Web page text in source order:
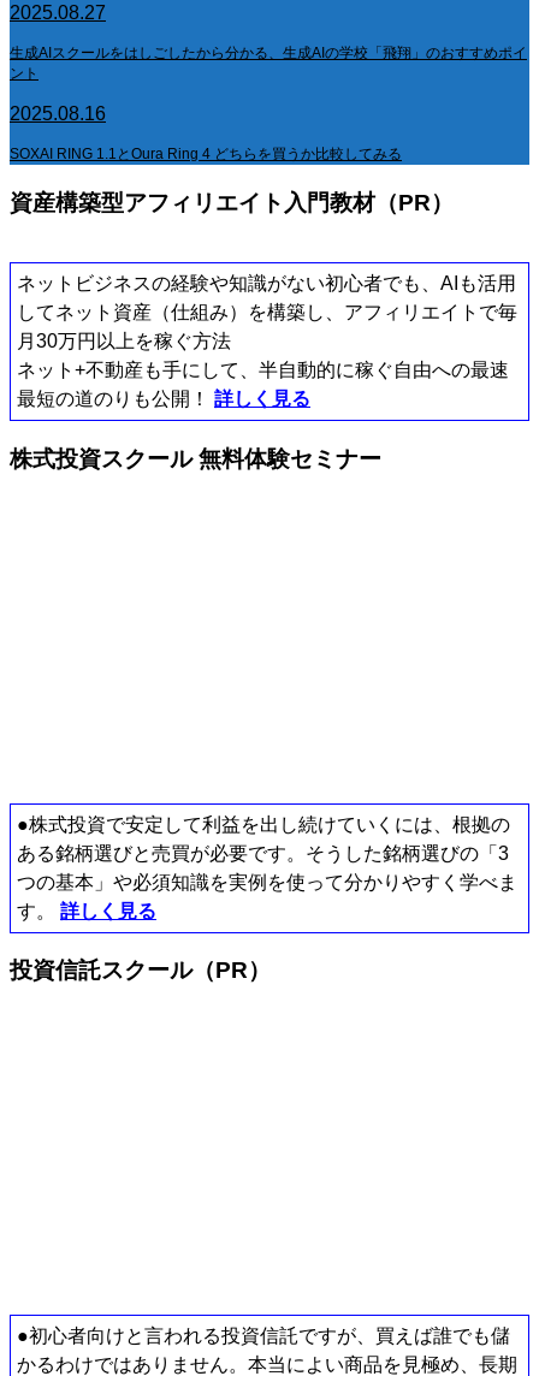
2025.08.27
生成AIスクールをはしごしたから分かる、生成AIの学校「飛翔」のおすすめポイ
ント
2025.08.16
SOXAI RING 1.1とOura Ring 4 どちらを買うか比較してみる
資産構築型アフィリエイト入門教材（PR）
ネットビジネスの経験や知識がない初心者でも、AIも活用
してネット資産（仕組み）を構築し、アフィリエイトで毎
月30万円以上を稼ぐ方法
ネット+不動産も手にして、半自動的に稼ぐ自由への最速
最短の道のりも公開！ 詳しく見る
株式投資スクール 無料体験セミナー
●株式投資で安定して利益を出し続けていくには、根拠の
ある銘柄選びと売買が必要です。そうした銘柄選びの「3
つの基本」や必須知識を実例を使って分かりやすく学べま
す。 詳しく見る
投資信託スクール（PR）
●初心者向けと言われる投資信託ですが、買えば誰でも儲
かるわけではありません。本当によい商品を見極め、長期